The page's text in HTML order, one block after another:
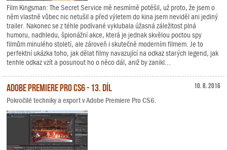
Film Kingsman: The Secret Service mě nesmírně potěšil, už proto, že jsem o
něm vlastně vůbec nic netušil a před výletem do kina jsem neviděl ani jediný
trailer. Nakonec se z téhle podívané vyklubala úžasná záležitost plná
humoru, nadhledu, špionážní akce, která je jednak skvělou poctou spy
filmům minulého století, ale zároveň i skutečně moderním filmem. Je to
perfektní ukázka toho, jak dělat filmy navazující na odkaz starých legend, jak
tenhle odkaz vzít a posunout ho o něco dál, aniž by zanikl...
10. 8. 2016
Adobe Premiere Pro CS6 - 13. díl
Pokročilé techniky a export v Adobe Premiere Pro CS6.